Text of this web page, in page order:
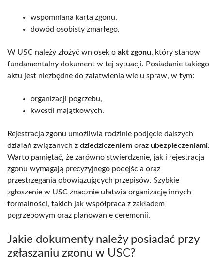
wspomniana karta zgonu,
dowód osobisty zmarłego.
W USC należy złożyć wniosek o akt zgonu, który stanowi
fundamentalny dokument w tej sytuacji. Posiadanie takiego
aktu jest niezbędne do załatwienia wielu spraw, w tym:
organizacji pogrzebu,
kwestii majątkowych.
Rejestracja zgonu umożliwia rodzinie podjęcie dalszych
działań związanych z dziedziczeniem oraz ubezpieczeniami.
Warto pamiętać, że zarówno stwierdzenie, jak i rejestracja
zgonu wymagają precyzyjnego podejścia oraz
przestrzegania obowiązujących przepisów. Szybkie
zgłoszenie w USC znacznie ułatwia organizację innych
formalności, takich jak współpraca z zakładem
pogrzebowym oraz planowanie ceremonii.
Jakie dokumenty należy posiadać przy
zgłaszaniu zgonu w USC?